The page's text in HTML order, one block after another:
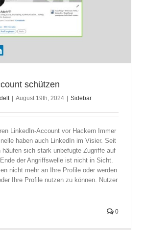
schützen
| August 19th, 2024 | Sidebar
LinkedIn-Account vor Hackern Immer
haben auch LinkedIn im Visier. Seit
häufen sich stark unbefugte Zugriffe auf
der Angriffswelle ist nicht in Sicht.
nicht mehr an Ihre Profile oder werden
Ihre Profile nutzen zu können. Nutzer
0